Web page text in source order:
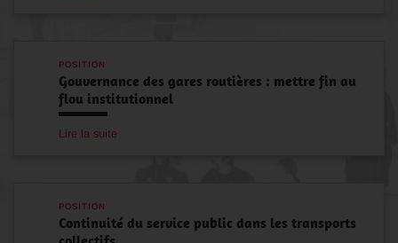
POSITION
Gouvernance des gares routières : mettre fin au
flou institutionnel
Lire la suite
POSITION
Continuité du service public dans les transports